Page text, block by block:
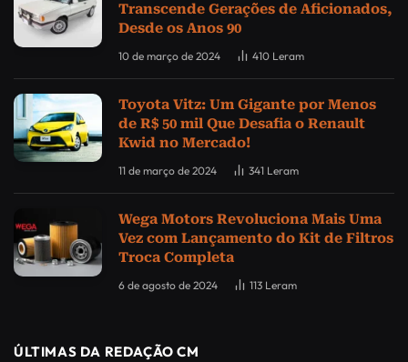
Transcende Gerações de Aficionados,
Desde os Anos 90
10 de março de 2024 410 Leram
Toyota Vitz: Um Gigante por Menos
de R$ 50 mil Que Desafia o Renault
Kwid no Mercado!
11 de março de 2024 341 Leram
Wega Motors Revoluciona Mais Uma
Vez com Lançamento do Kit de Filtros
Troca Completa
6 de agosto de 2024 113 Leram
ÚLTIMAS DA REDAÇÃO CM